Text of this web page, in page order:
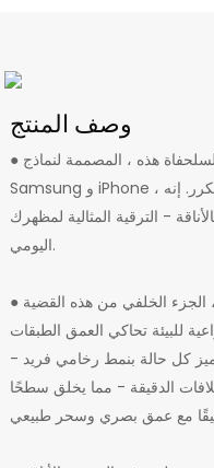
وصف المنتج
● تمزج حالة الهاتف المستوحاة من السلحفاة هذه ، المصممة لنماذج
Samsung و iPhone ، من القيم الواعية للبيئة مع التصميم المكرر. إنه
- الترقية المثالية لمظهرك
اليومي.
● مستوحاة من النداء الخالد للسلحفاة ، الجزء الخلفي من هذه القضية
للبيئة تحاكي العمق الطبقات
كل حالة بنمط رخامي فريد -
الدقيقة - مما يخلق سطحًا